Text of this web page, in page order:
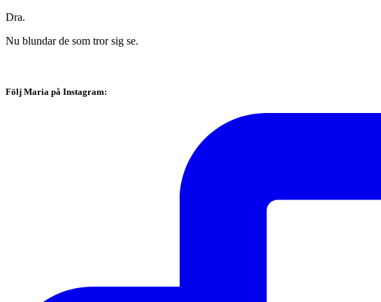
Dra.
Nu blundar de som tror sig se.
Följ Maria på Instagram: